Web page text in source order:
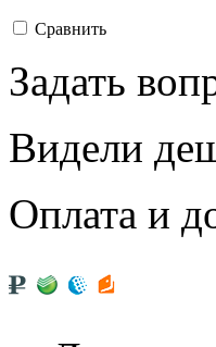
Сравнить
Задать
Видели
Оплата и